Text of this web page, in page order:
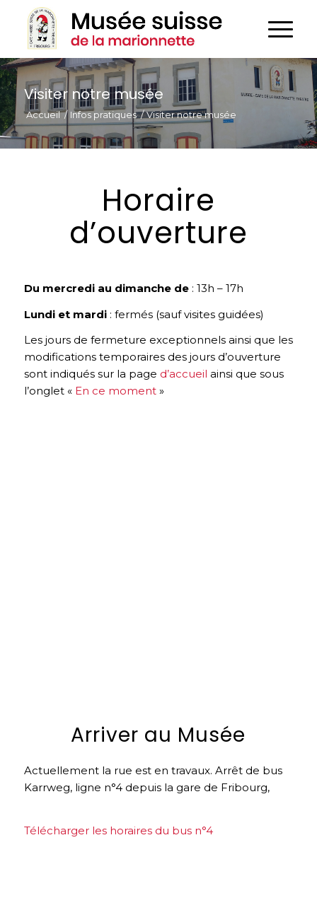
Visiter notre musée
Accueil / Infos pratiques / Visiter notre musée
Horaire
d’ouverture
Du mercredi au dimanche de: 13h – 17h
Lundi et mardi: fermés (sauf visites guidées)
Les jours de fermeture exceptionnels ainsi que les
modifications temporaires des jours d’ouverture
sont indiqués sur la page d’accueil ainsi que sous
l’onglet « En ce moment»
Arriver au Musée
Actuellement la rue est en travaux. Arrêt de bus
Karrweg, ligne n°4 depuis la gare de Fribourg,
Télécharger les horaires du bus n°4